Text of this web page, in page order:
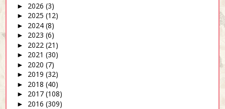
► 2026 (3)
► 2025 (12)
► 2024 (8)
► 2023 (6)
► 2022 (21)
► 2021 (30)
► 2020 (7)
► 2019 (32)
► 2018 (40)
► 2017 (108)
► 2016 (309)